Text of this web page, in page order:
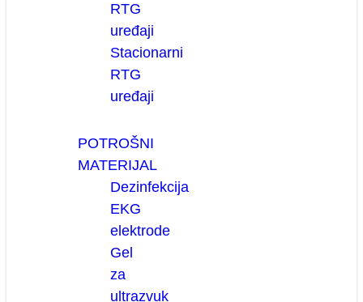
RTG
uređaji
Stacionarni
RTG
uređaji
POTROŠNI
MATERIJAL
Dezinfekcija
EKG
elektrode
Gel
za
ultrazvuk